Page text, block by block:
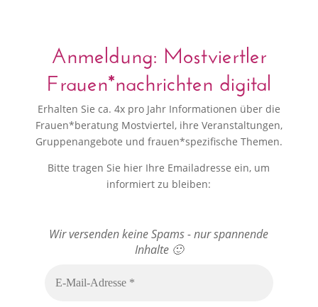
Anmeldung: Mostviertler
Frauen*nachrichten digital
Erhalten Sie ca. 4x pro Jahr Informationen über die
Frauen*beratung Mostviertel, ihre Veranstaltungen,
Gruppenangebote und frauen*spezifische Themen.
Bitte tragen Sie hier Ihre Emailadresse ein, um
informiert zu bleiben:
Bitte dieses Feld leer lassen
Wir versenden keine Spams - nur spannende
Inhalte 🙂